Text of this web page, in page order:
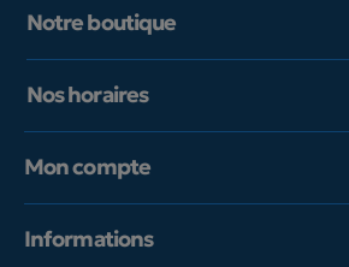
Notre boutique
Nos horaires
Mon compte
Informations